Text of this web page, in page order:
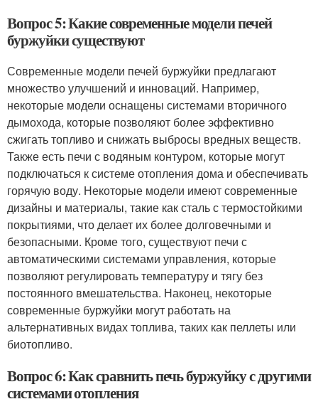
Вопрос 5: Какие современные модели печей
буржуйки существуют
Современные модели печей буржуйки предлагают
множество улучшений и инноваций. Например,
некоторые модели оснащены системами вторичного
дымохода, которые позволяют более эффективно
сжигать топливо и снижать выбросы вредных веществ.
Также есть печи с водяным контуром, которые могут
подключаться к системе отопления дома и обеспечивать
горячую воду. Некоторые модели имеют современные
дизайны и материалы, такие как сталь с термостойкими
покрытиями, что делает их более долговечными и
безопасными. Кроме того, существуют печи с
автоматическими системами управления, которые
позволяют регулировать температуру и тягу без
постоянного вмешательства. Наконец, некоторые
современные буржуйки могут работать на
альтернативных видах топлива, таких как пеллеты или
биотопливо.
Вопрос 6: Как сравнить печь буржуйку с другими
системами отопления